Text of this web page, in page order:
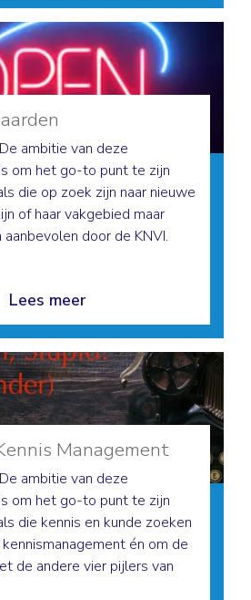
ambitie van deze
om het go-to punt te zijn
die op zoek zijn naar nieuwe
of haar vakgebied maar
door de KNVI.
Lees meer
Management
ambitie van deze
om het go-to punt te zijn
die kennis en kunde zoeken
én om de
de andere vier pijlers van